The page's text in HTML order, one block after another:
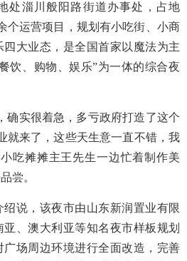
淄川般阳路街道办事处，占地
个运营项目，规划有小吃街、小商
大业态，是全国首家以魔法为主
饮、购物、娱乐”为一体的综合夜
实很着急，多亏政府打造了这个
就来了，这些天生意一直不错，我
吃摊摊主王先生一边忙着制作美
尝。
说，该夜市由山东新润置业有限
、澳大利亚等知名夜市样板规划
场周边环境进行全面改造，完善